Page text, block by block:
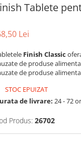
Tablete
Lei
Finish Classic
de produse
de produse
STOC EPUIZAT
de livrare: 24 - 72
Produs: 26702